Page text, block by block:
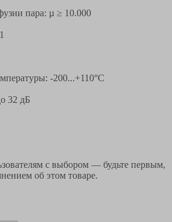
пара: µ ≥ 10.000
-200...+110°С
32 дБ
с выбором — будьте первым,
об этом товаре.